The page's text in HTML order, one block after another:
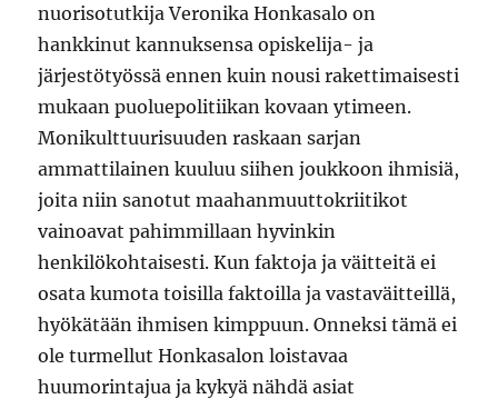
nuorisotutkija Veronika Honkasalo on
hankkinut kannuksensa opiskelija- ja
järjestötyössä ennen kuin nousi rakettimaisesti
mukaan puoluepolitiikan kovaan ytimeen.
Monikulttuurisuuden raskaan sarjan
ammattilainen kuuluu siihen joukkoon ihmisiä,
joita niin sanotut maahanmuuttokriitikot
vainoavat pahimmillaan hyvinkin
henkilökohtaisesti. Kun faktoja ja väitteitä ei
osata kumota toisilla faktoilla ja vastaväitteillä,
hyökätään ihmisen kimppuun. Onneksi tämä ei
ole turmellut Honkasalon loistavaa
huumorintajua ja kykyä nähdä asiat